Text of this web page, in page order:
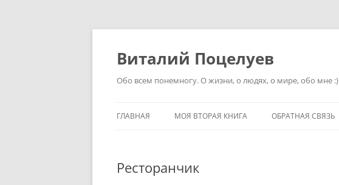
Перейти
Виталий Поцелуев
Обо всем понемногу. О жизни, о людях, о мире, обо мне :)
ГЛАВНАЯ МОЯ ВТОРАЯ КНИГА ОБРАТНАЯ СВЯЗЬ
Ресторанчик